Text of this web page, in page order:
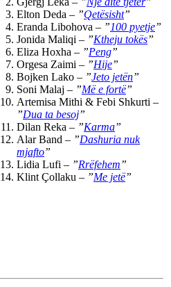
Elton Deda – ”Qetësisht”
Eranda Libohova – ”100 pyetje”
Jonida Maliqi – ”Ktheju tokës”
Eliza Hoxha – ”Peng”
Orgesa Zaimi – ”Hije”
Bojken Lako – ”Jeto jetën”
Soni Malaj – ”Më e fortë”
Artemisa Mithi & Febi Shkurti –
”Dua ta besoj”
Dilan Reka – ”Karma”
Alar Band – ”Dashuria nuk
mjafto”
Lidia Lufi – ”Rrëfehem”
Klint Çollaku – ”Me jetë”